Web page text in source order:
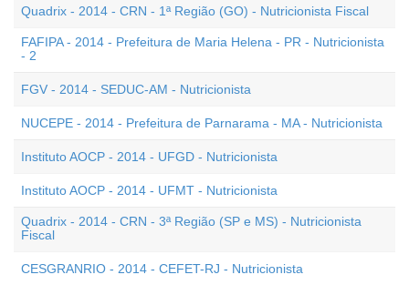
Quadrix - 2014 - CRN - 1ª Região (GO) - Nutricionista Fiscal
FAFIPA - 2014 - Prefeitura de Maria Helena - PR - Nutricionista
- 2
FGV - 2014 - SEDUC-AM - Nutricionista
NUCEPE - 2014 - Prefeitura de Parnarama - MA - Nutricionista
Instituto AOCP - 2014 - UFGD - Nutricionista
Instituto AOCP - 2014 - UFMT - Nutricionista
Quadrix - 2014 - CRN - 3ª Região (SP e MS) - Nutricionista
Fiscal
CESGRANRIO - 2014 - CEFET-RJ - Nutricionista